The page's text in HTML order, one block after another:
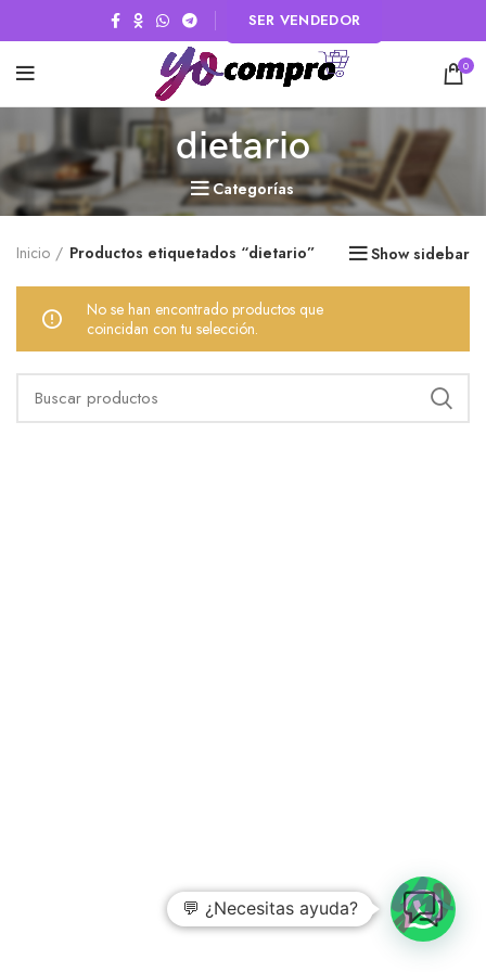
SER VENDEDOR
0
dietario
Categorías
Inicio Productos etiquetados “dietario” Show sidebar
No se han encontrado productos que
coincidan con tu selección.
💬 ¿Necesitas ayuda?